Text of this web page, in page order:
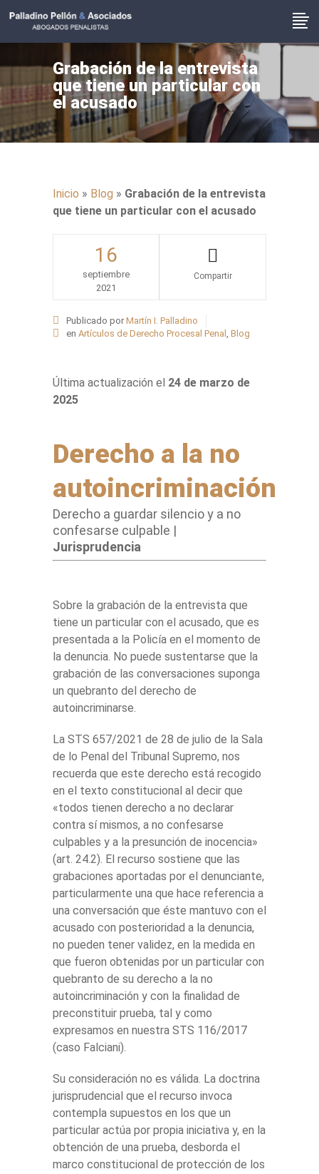
Grabación de la entrevista
que tiene un particular con
el acusado
Inicio » Blog » Grabación de la entrevista
que tiene un particular con el acusado
16
septiembre
2021
Publicado por Martín I. Palladino
en Artículos de Derecho Procesal Penal , Blog
Última actualización el 24 de marzo de
2025
Derecho a la no
autoincriminación
Derecho a guardar silencio y a no
confesarse culpable |
Jurisprudencia
Sobre la grabación de la entrevista que
tiene un particular con el acusado, que es
presentada a la Policía en el momento de
la denuncia. No puede sustentarse que la
grabación de las conversaciones suponga
un quebranto del derecho de
autoincriminarse.
La STS 657/2021 de 28 de julio de la Sala
de lo Penal del Tribunal Supremo, nos
recuerda que este derecho está recogido
en el texto constitucional al decir que
«todos tienen derecho a no declarar
contra sí mismos, a no confesarse
culpables y a la presunción de inocencia»
(art. 24.2). El recurso sostiene que las
grabaciones aportadas por el denunciante,
particularmente una que hace referencia a
una conversación que éste mantuvo con el
acusado con posterioridad a la denuncia,
no pueden tener validez, en la medida en
que fueron obtenidas por un particular con
quebranto de su derecho a la no
autoincriminación y con la finalidad de
preconstituir prueba, tal y como
expresamos en nuestra STS 116/2017
(caso Falciani).
Su consideración no es válida. La doctrina
jurisprudencial que el recurso invoca
contempla supuestos en los que un
particular actúa por propia iniciativa y, en la
obtención de una prueba, desborda el
marco constitucional de protección de los